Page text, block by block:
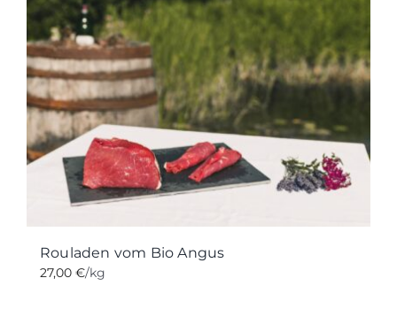
mehrere
Varianten
auf.
Die
Optionen
können
der
Produktseite
werden
Rouladen vom Bio Angus
27,00 €/kg